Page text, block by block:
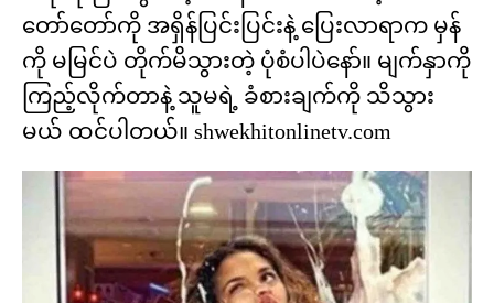
တော်တော်ကို အရှိန်ပြင်းပြင်းနဲ့ ပြေးလာရာက မှန်
ကို မမြင်ပဲ တိုက်မိသွားတဲ့ ပုံစံပါပဲနော်။ မျက်နှာကို
ကြည့်လိုက်တာနဲ့ သူမရဲ့ ခံစားချက်ကို သိသွား
မယ် ထင်ပါတယ်။ shwekhitonlinetv.com